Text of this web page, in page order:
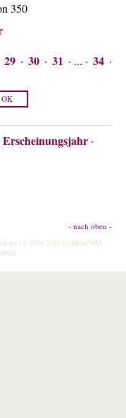
350
29 · 30 · 31 · ... · 34 ·
Erscheinungsjahr ·
- nach oben -
| © 2006-2026 by HESCOM-